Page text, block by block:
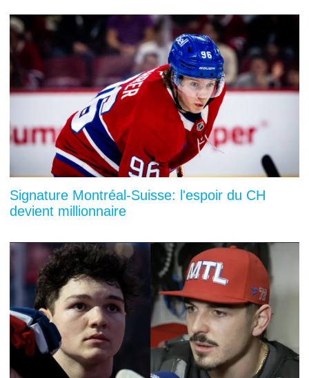
Signature Montréal-Suisse: l'espoir du CH
devient millionnaire